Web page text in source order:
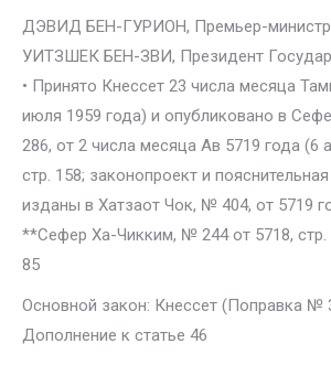
ДЭВИД БЕН-ГУРИОН, Премьер-министр
УИТЗШЕК БЕН-ЗВИ, Президент
• Принято Кнессет 23 числа месяца
июля 1959 года) и опубликовано в
286, от 2 числа месяца Ав 5719 года (6
стр. 158; законопроект и
изданы в Хатзаот Чок, № 404, от 5719
**Сефер Ха-Чикким, № 244 от 5718, стр.
85
Основной закон: Кнессет (Поправка №
Дополнение к статье 46